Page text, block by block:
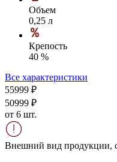
Объем
0,25 л
Крепость
40 %
Все характеристики
55999 ₽
50999 ₽
от 6 шт.
Внешний вид продукции,